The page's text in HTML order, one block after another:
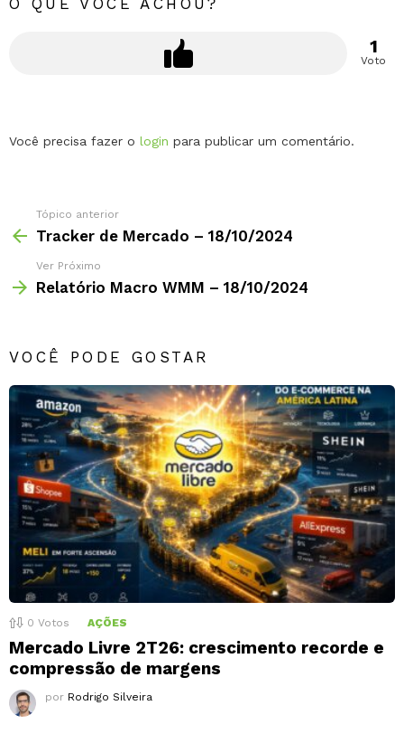
O QUE VOCÊ ACHOU?
1
Voto
Deixe
Você precisa fazer o login para publicar um comentário.
Tópico anterior
Tracker de Mercado – 18/10/2024
Ver Próximo
Relatório Macro WMM – 18/10/2024
VOCÊ PODE GOSTAR
0 Votos AÇÕES
Mercado Livre 2T26: crescimento recorde e
compressão de margens
por Rodrigo Silveira